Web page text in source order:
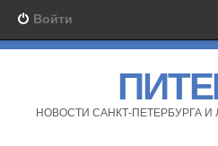
Войти
НОВОСТИ САНКТ-ПЕТЕРБУРГА